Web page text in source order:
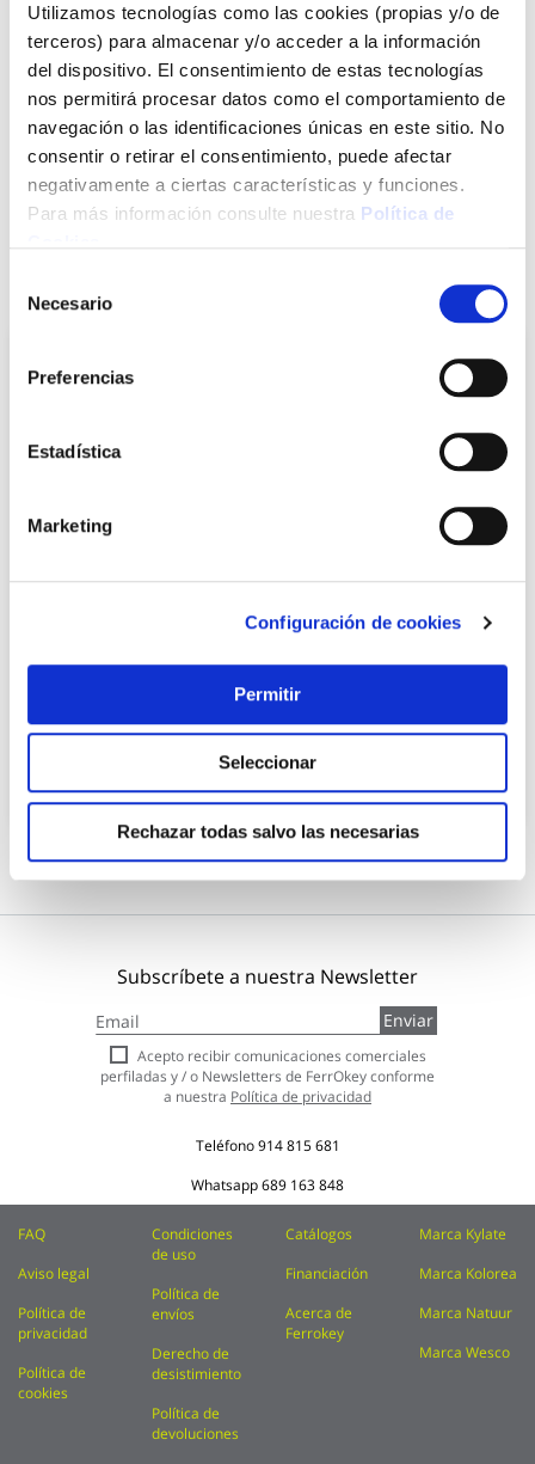
Utilizamos tecnologías como las cookies (propias y/o de
terceros) para almacenar y/o acceder a la información
del dispositivo. El consentimiento de estas tecnologías
nos permitirá procesar datos como el comportamiento de
navegación o las identificaciones únicas en este sitio. No
consentir o retirar el consentimiento, puede afectar
negativamente a ciertas características y funciones.
Para más información consulte nuestra Política de
Necesario
Preferencias
Estadística
Marketing
Configuración de cookies
Permitir
Seleccionar
Rechazar todas salvo las necesarias
12,60 €
Agotado
Introduce tu e-mail y te avisaremos si el artículo vuelve a
estar disponible.
Avisarme
Coati
13,48 €
Subscríbete a nuestra Newsletter
a
nuestro
boletín
de
Enviar
Acepto recibir comunicaciones comerciales
perfiladas y / o Newsletters de FerrOkey conforme
a nuestra Política de privacidad
Teléfono914 815 681
Whatsapp689 163 848
FAQ
Aviso legal
Política de
privacidad
Política de
cookies
Condiciones
de uso
Política de
envíos
Derecho de
desistimiento
Política de
devoluciones
Catálogos
Financiación
Acerca de
Ferrokey
Marca Kylate
Marca Kolorea
Marca Natuur
Marca Wesco